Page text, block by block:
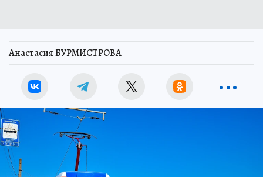
Анастасия БУРМИСТРОВА